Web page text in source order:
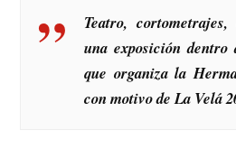
Teatro,
una exposición
que organiza la
con motivo de La Velá